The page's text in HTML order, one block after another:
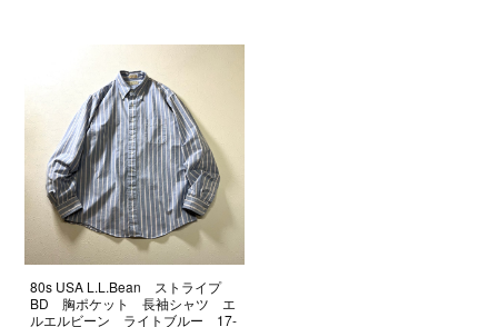
80s USA L.L.Bean ストライプ
BD 胸ポケット 長袖シャツ エ
ルエルビーン ライトブルー 17-